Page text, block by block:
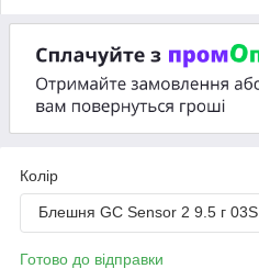
Колір
Блешня GC Sensor 2 9.5 г 03S
Готово до відправки